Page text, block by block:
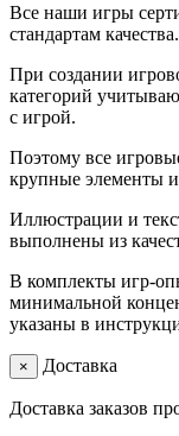
Все наши игры
стандартам качества.
При создании
категорий
с игрой.
Поэтому все
крупные элементы
Иллюстрации и
выполнены из
В комплекты игр-
минимальной
указаны в
× Доставка
Доставка заказов